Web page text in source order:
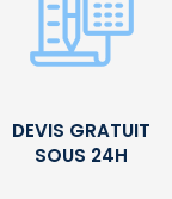
DEVIS GRATUIT
SOUS 24H